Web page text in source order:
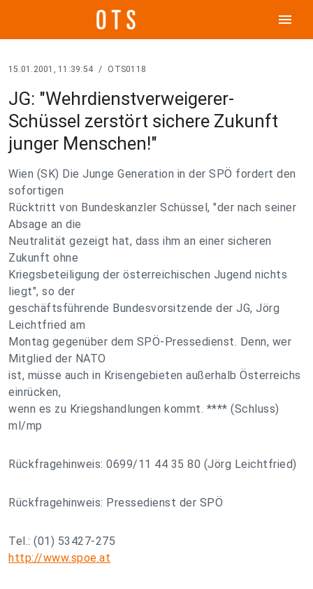
menu
15.01.2001, 11:39:54 / OTS0118
JG: "Wehrdienstverweigerer-
Schüssel zerstört sichere Zukunft
junger Menschen!"
Wien (SK) Die Junge Generation in der SPÖ fordert den
sofortigen
Rücktritt von Bundeskanzler Schüssel, "der nach seiner
Absage an die
Neutralität gezeigt hat, dass ihm an einer sicheren
Zukunft ohne
Kriegsbeteiligung der österreichischen Jugend nichts
liegt", so der
geschäftsführende Bundesvorsitzende der JG, Jörg
Leichtfried am
Montag gegenüber dem SPÖ-Pressedienst. Denn, wer
Mitglied der NATO
ist, müsse auch in Krisengebieten außerhalb Österreichs
einrücken,
wenn es zu Kriegshandlungen kommt. **** (Schluss)
ml/mp
Rückfragehinweis: 0699/11 44 35 80 (Jörg Leichtfried)
Rückfragehinweis: Pressedienst der SPÖ
Tel.: (01) 53427-275
http://www.spoe.at